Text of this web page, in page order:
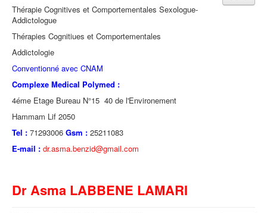
Thérapie Cognitives et Comportementales Sexologue-
Addictologue
Thérapies Cognitiues et Comportementales
Addictologie
Conventionné avec CNAM
Complexe Medical Polymed :
4éme Etage Bureau N°15 40 de l'Environement
Hammam Lif 2050
Tel : 71293006 Gsm : 25211083
E-mail : dr.asma.benzid@gmail.com
Dr Asma LABBENE LAMARI